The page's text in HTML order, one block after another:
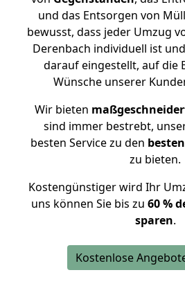
und das Entsorgen von
bewusst, dass jeder Umzug
Derenbach individuell ist
darauf eingestellt, auf die
Wünsche unserer
Wir bieten
sind immer bestrebt,
besten Service zu den
zu bieten.
Kostengünstiger wird Ihr
uns können Sie bis zu 60 %
sparen.
Kostenlose